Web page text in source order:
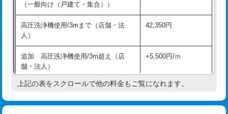
※給水管工事は20mmまでの価格です。
給水管工事※（保温材使用（バンド止
め込み）)
5,500円
給水管工事※（土の掘削・埋め戻し作
業)
11,000円
給水管工事※（塩ビ管（VP・HI）使
用/3ｍまで)
（一般向け（戸建て・集合））
高圧洗浄機使用/3mまで（店舗・法
人）
42,350円
追加 高圧洗浄機使用/3m超え（店
舗・法人）
+5,500円/ｍ
高度高圧洗浄換 現地調査
上記の表をスクロールで他の料金もご覧になれます。